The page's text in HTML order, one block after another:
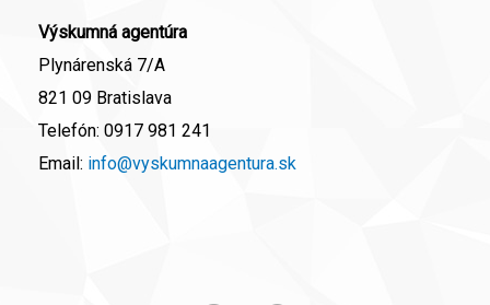
Výskumná agentúra
Plynárenská 7/A
821 09 Bratislava
Telefón: 0917 981 241
Email: info@vyskumnaagentura.sk